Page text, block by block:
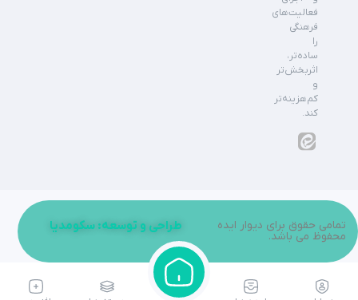
فعالیت‌های
فرهنگی
را
ساده‌تر،
اثربخش‌تر
و
کم‌هزینه‌تر
کند.
تمامی حقوق برای دیوار ایده
محفوظ می باشد.
طراحی و توسعه: سکومدیا